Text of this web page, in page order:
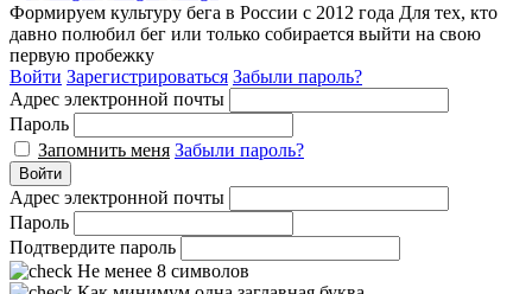
Формируем культуру бега в России с 2012 года Для тех, кто
давно полюбил бег или только собирается выйти на свою
первую пробежку
Войти Зарегистрироваться Забыли пароль?
Адрес электронной почты
Пароль
Запомнить меня Забыли пароль?
Войти
Адрес электронной почты
Пароль
Подтвердите пароль
Не менее 8 символов